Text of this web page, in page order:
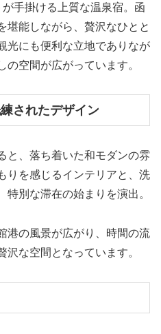
手掛ける上質な温泉宿。函
堪能しながら、贅沢なひとと
光にも便利な立地でありなが
の空間が広がっています。
されたデザイン
と、落ち着いた和モダンの雰
りを感じるインテリアと、洗
別な滞在の始まりを演出。
港の風景が広がり、時間の流
な空間となっています。